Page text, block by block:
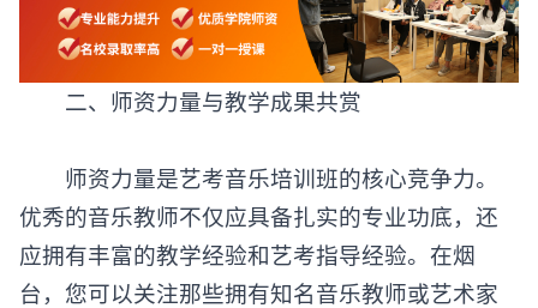
‌二、师资力量与教学成果共赏‌
师资力量是艺考音乐培训班的核心竞争力。
优秀的音乐教师不仅应具备扎实的专业功底，还
应拥有丰富的教学经验和艺考指导经验。在烟
台，您可以关注那些拥有知名音乐教师或艺术家